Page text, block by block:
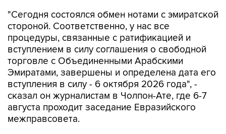
"Сегодня состоялся обмен нотами с эмиратской
стороной. Соответственно, у нас все
процедуры, связанные с ратификацией и
вступлением в силу соглашения о свободной
торговле с Объединенными Арабскими
Эмиратами, завершены и определена дата его
вступления в силу - 6 октября 2026 года", -
сказал он журналистам в Чолпон-Ате, где 6-7
августа проходит заседание Евразийского
межправсовета.